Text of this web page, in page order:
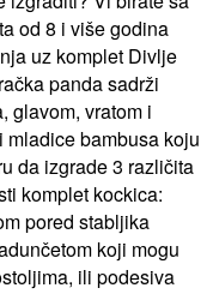
od 8 i više godina
uz komplet Divlje
panda sadrži
glavom, vratom i
bambusa koju
da izgrade 3 različita
komplet kockica:
pored stabljika
koji mogu
ili podesiva